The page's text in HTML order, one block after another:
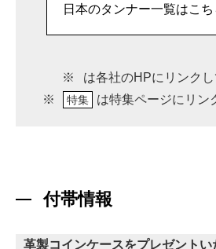
日本のタンナー一覧はこち
※
は各社のHPにリンクし
※
特集 は特集ページにリン
付帯情報
革製コインケースをプレゼントい